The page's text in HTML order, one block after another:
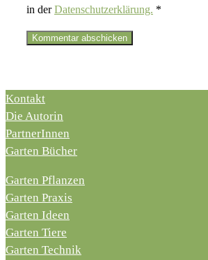
in derDatenschutzerklärung. *
Kontakt
Die Autorin
PartnerInnen
Garten Bücher
Garten Pflanzen
Garten Praxis
Garten Ideen
Garten Tiere
Garten Technik